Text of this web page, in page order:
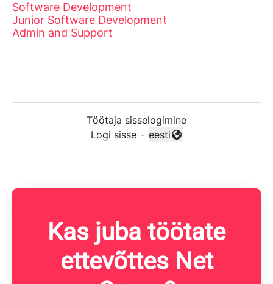
Software Development
Junior Software Development
Admin and Support
Töötaja sisselogimine
Logi sisse ·
Vaheta keelt
eesti
Kas juba töötate
ettevõttes Net